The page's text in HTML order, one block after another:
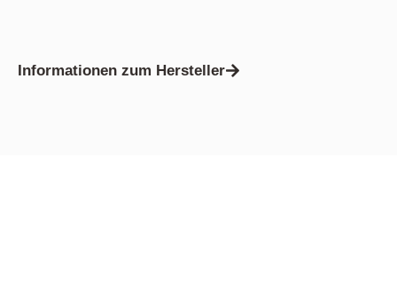
Informationen zum Hersteller